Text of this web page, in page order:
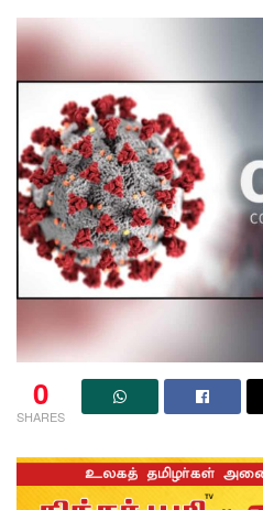
0
SHARES